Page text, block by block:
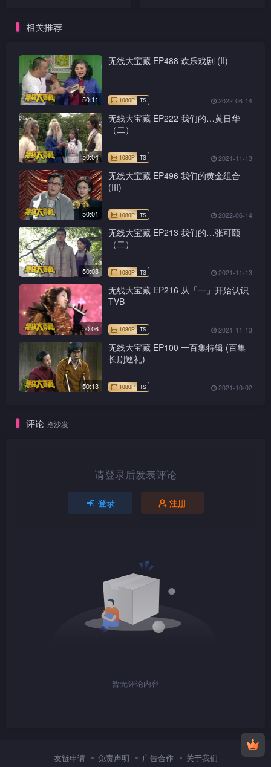
相关推荐
50:11
无线大宝藏 EP488 欢乐戏剧 (II)
2022-06-14
50:04
无线大宝藏 EP222 我们的…黄日华
（二）
1080P TS
2021-11-13
50:01
无线大宝藏 EP496 我们的黄金组合
(III)
2022-06-14
50:03
无线大宝藏 EP213 我们的…张可颐
（二）
1080P TS
2021-11-13
50:06
无线大宝藏 EP216 从「一」开始认识
TVB
2021-11-13
50:13
无线大宝藏 EP100 一百集特辑 (百集
长剧巡礼)
2021-10-02
评论 抢沙发
请登录后发表评论
登录 注册
暂无评论内容
友链申请 免责声明 广告合作 关于我们